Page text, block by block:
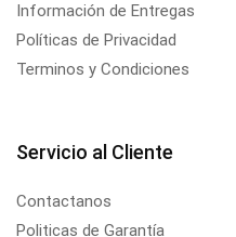
Información de Entregas
Políticas de Privacidad
Terminos y Condiciones
Servicio al Cliente
Contactanos
Politicas de Garantía